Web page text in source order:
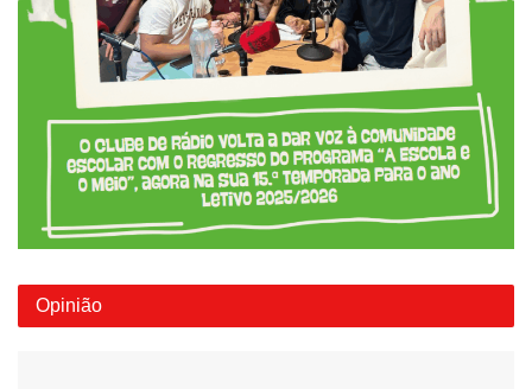
Opinião